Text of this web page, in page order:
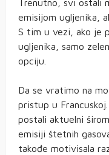
Trenutno, svi ostali
emisijom ugljenika,
S tim u vezi, ako je
ugljenika, samo
opciju.
Da se vratimo na
pristup u
postali aktuelni
emisiji štetnih
takođe motivisala